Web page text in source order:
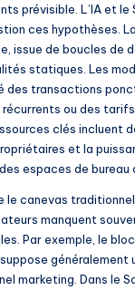
prévisible. L’IA et le
ces hypothèses.
issue de boucles de
statiques. Les
des transactions
ou des
clés incluent
et la
espaces de bureau
le canevas
manquent
Par exemple, le
généralement
marketing. Dans le